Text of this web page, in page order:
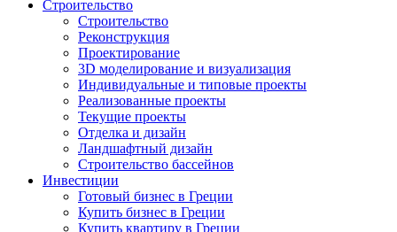
Строительство
Строительство
Реконструкция
Проектирование
3D моделирование и визуализация
Индивидуальные и типовые проекты
Реализованные проекты
Текущие проекты
Отделка и дизайн
Ландшафтный дизайн
Строительство бассейнов
Инвестиции
Готовый бизнес в Греции
Купить бизнес в Греции
Купить квартиру в Греции